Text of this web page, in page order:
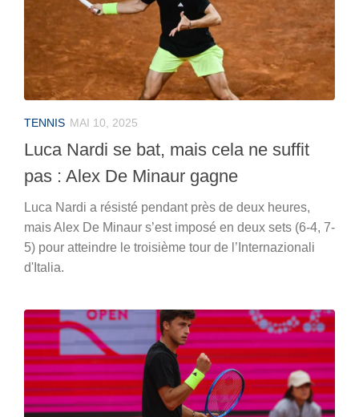
TENNIS MAI 10, 2025
Luca Nardi se bat, mais cela ne suffit
pas : Alex De Minaur gagne
Luca Nardi a résisté pendant près de deux heures,
mais Alex De Minaur s’est imposé en deux sets (6-4, 7-
5) pour atteindre le troisième tour de l’Internazionali
d'Italia.